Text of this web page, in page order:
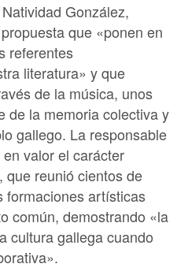
González,
que «ponen en
referentes
literatura» y que
de la música, unos
de la memoria colectiva y
gallego. La responsable
valor el carácter
que reunió cientos de
formaciones artísticas
común, demostrando «la
cultura gallega cuando